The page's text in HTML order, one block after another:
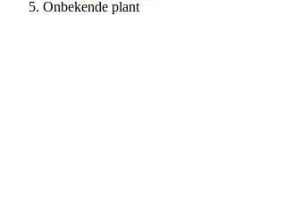
Onbekende plant